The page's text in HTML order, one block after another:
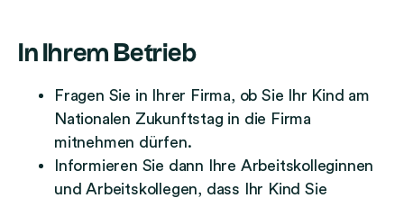
In Ihrem Betrieb
Fragen Sie in Ihrer Firma, ob Sie Ihr Kind am
Nationalen Zukunftstag in die Firma
mitnehmen dürfen.
Informieren Sie dann Ihre Arbeitskolleginnen
und Arbeitskollegen, dass Ihr Kind Sie